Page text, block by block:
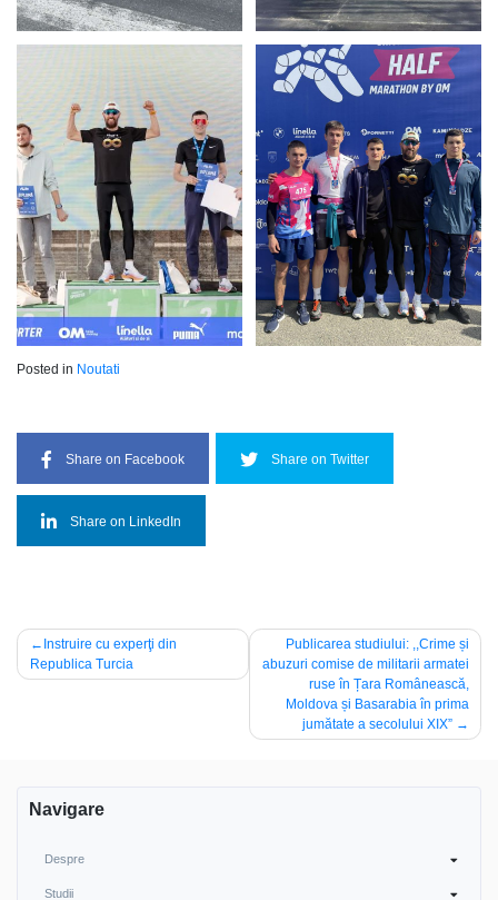
Posted in Noutati
Share on Facebook Share on Twitter
Share on LinkedIn
Navigare
în
Instruire cu experţi din
Republica Turcia
Publicarea studiului: ,,Crime și
abuzuri comise de militarii armatei
ruse în Țara Românească,
Moldova și Basarabia în prima
jumătate a secolului XIX”
Navigare
Despre
Studii